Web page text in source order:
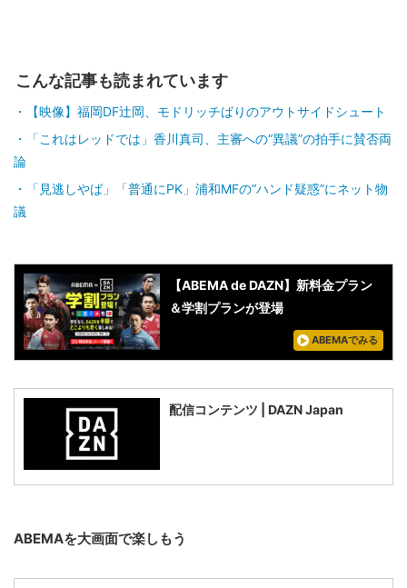
こんな記事も読まれています
【映像】福岡DF辻岡、モドリッチばりのアウトサイドシュート
「これはレッドでは」香川真司、主審への“異議”の拍手に賛否両
論
「見逃しやば」「普通にPK」浦和MFの“ハンド疑惑”にネット物
議
【ABEMA de DAZN】新料金プラン
＆学割プランが登場
ABEMAでみる
配信コンテンツ | DAZN Japan
ABEMAを大画面で楽しもう